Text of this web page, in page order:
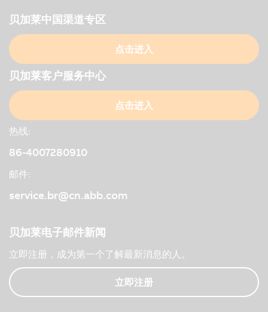
贝加莱中国渠道专区
点击进入
贝加莱客户服务中心
点击进入
热线:
86-4007280910
邮件:
service.br@cn.abb.com
贝加莱电子邮件新闻
立即注册，成为第一个了解最新消息的人。
立即注册